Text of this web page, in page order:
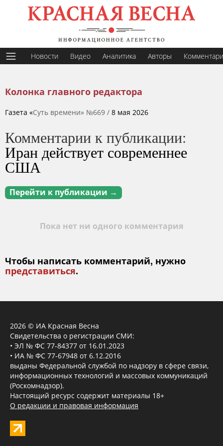
Новости Видео Аналитика Авторы
Колонка главного редактора
Газета «Суть времени» №669 / 8 мая 2026
Комментарии к публикации:
Иран действует современнее
США
Перейти к публикации →
Пока нет ни одного комментария
Чтобы написать комментарий, нужно
представиться.
2026 © ИА Красная Весна
Свидетельства о регистрации СМИ:
• ЭЛ № ФС 77-84377 от 16.01.2023
• ИА № ФС 77-67948 от 6.12.2016
выданы Федеральной службой по надзору в сфере связи,
информационных технологий и массовых коммуникаций
(Роскомнадзор).
Настоящий ресурс содержит материалы 18+
О редакции и правовая информация